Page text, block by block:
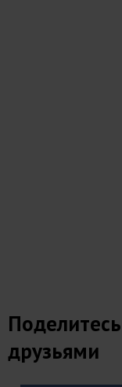
друзьями